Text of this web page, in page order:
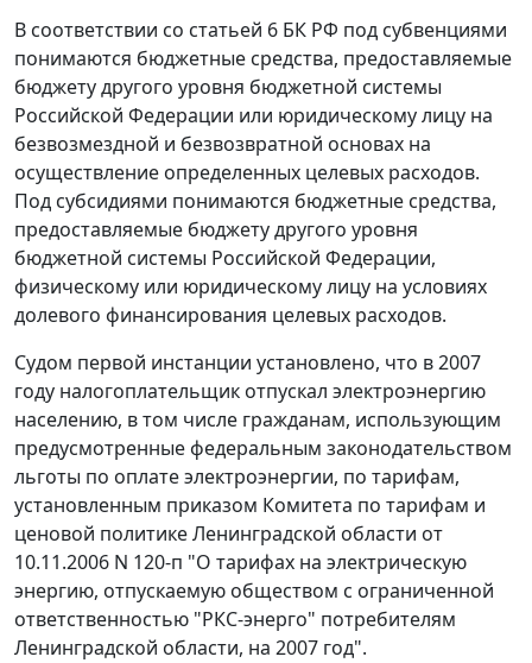
В соответствии со статьей 6 БК РФ под субвенциями
понимаются бюджетные средства, предоставляемые
бюджету другого уровня бюджетной системы
Российской Федерации или юридическому лицу на
безвозмездной и безвозвратной основах на
осуществление определенных целевых расходов.
Под субсидиями понимаются бюджетные средства,
предоставляемые бюджету другого уровня
бюджетной системы Российской Федерации,
физическому или юридическому лицу на условиях
долевого финансирования целевых расходов.
Судом первой инстанции установлено, что в 2007
году налогоплательщик отпускал электроэнергию
населению, в том числе гражданам, использующим
предусмотренные федеральным законодательством
льготы по оплате электроэнергии, по тарифам,
установленным приказом Комитета по тарифам и
ценовой политике Ленинградской области от
10.11.2006 N 120-п "О тарифах на электрическую
энергию, отпускаемую обществом с ограниченной
ответственностью "РКС-энерго" потребителям
Ленинградской области, на 2007 год".